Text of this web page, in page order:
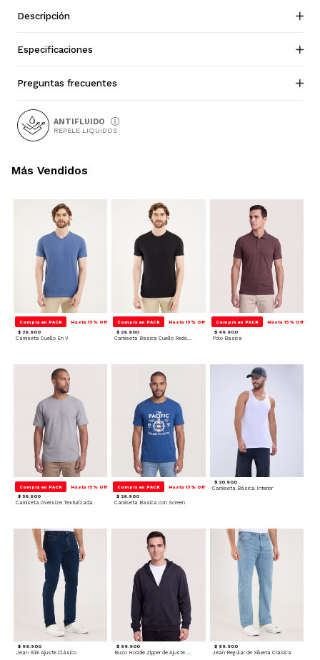
Descripción
Especificaciones
Preguntas frecuentes
ANTIFLUIDO
REPELE LIQUIDOS
Compra en PACK Hasta 15% Off
$ 29.900
Camiseta Cuello En V
Compra en PACK Hasta 15% Off
$ 29.900
Camiseta Basica Cuello Redondo
Compra en PACK Hasta 15% Off
$ 49.900
Polo Basica
Compra en PACK Hasta 15% Off
$ 59.900
Camiseta Oversize Texturizada
Compra en PACK Hasta 15% Off
$ 39.900
Camiseta Basica con Screen
$ 20.900
Camiseta Básica Interior
$ 99.900
Jean Slim Ajuste Clásico
$ 99.900
Buzo Hoodie Zipper de Ajuste Cómodo
$ 99.900
Jean Regular de Silueta Clásica
Más Vendidos